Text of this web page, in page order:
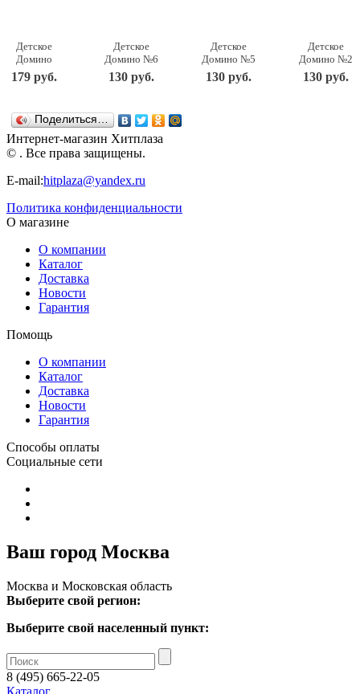
Детское
Домино
Хорошие
знакомые
179 руб.
Детское
Домино №6
Окружающий
мир
130 руб.
Детское
Домино №5
Хорошие
знакомые
130 руб.
Детское
Домино №2
Животные
STELLAR
130 руб.
Поделиться…
Интернет-магазин Хитплаза
© . Все права защищены.
E-mail:hitplaza@yandex.ru
Политика конфиденциальности
О магазине
О компании
Каталог
Доставка
Новости
Гарантия
Помощь
О компании
Каталог
Доставка
Новости
Гарантия
Способы оплаты
Социальные сети
Ваш город Москва
Москва и Московская область
Выберите свой регион:
Выберите свой населенный пункт:
8 (495) 665-22-05
Каталог